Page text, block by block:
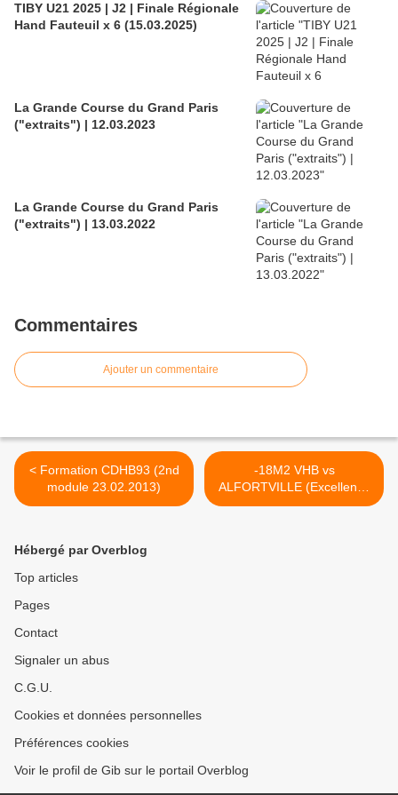
TIBY U21 2025 | J2 | Finale Régionale
Hand Fauteuil x 6 (15.03.2025)
La Grande Course du Grand Paris
("extraits") | 12.03.2023
La Grande Course du Grand Paris
("extraits") | 13.03.2022
Commentaires
Ajouter un commentaire
< Formation CDHB93 (2nd
module 23.02.2013)
-18M2 VHB vs
ALFORTVILLE (Excellence
L.I.F.E. - 24.02.2013) >
Hébergé par Overblog
Top articles
Pages
Contact
Signaler un abus
C.G.U.
Cookies et données personnelles
Préférences cookies
Voir le profil de Gib sur le portail Overblog